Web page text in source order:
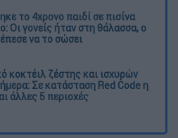
το 4χρονο παιδί σε πισίνα
Οι γονείς ήταν στη θάλασσα, ο
να το σώσει
κοκτέιλ ζέστης και ισχυρών
Σε κατάσταση Red Code η
άλλες 5 περιοχές